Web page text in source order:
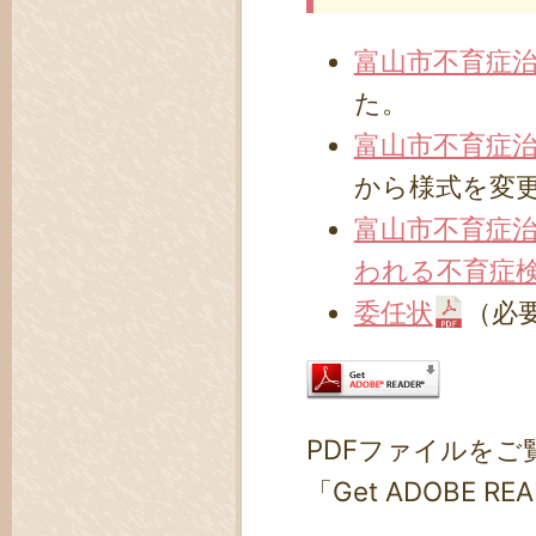
富山市不育症
た。
富山市不育症
から様式を変
富山市不育症
われる不育症
委任状
（
PDFファイルを
「Get ADOBE